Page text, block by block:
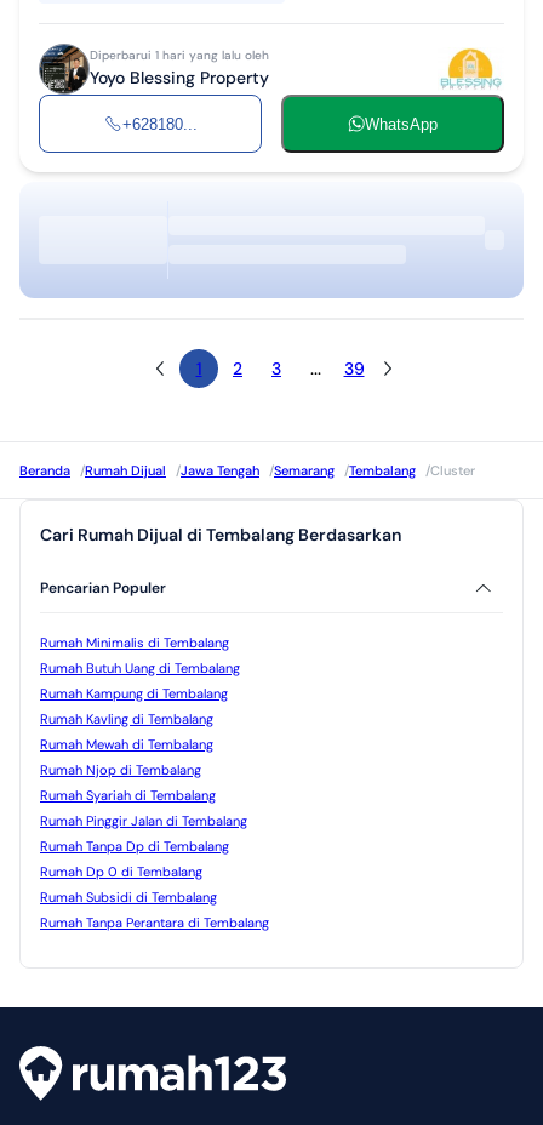
Diperbarui 1 hari yang lalu oleh
Yoyo Blessing Property
+628180... WhatsApp
1 2 3 ... 39
Beranda /Rumah Dijual /Jawa Tengah /Semarang /Tembalang /Cluster
Cari Rumah Dijual di Tembalang Berdasarkan
Pencarian Populer
Rumah Minimalis di Tembalang
Rumah Butuh Uang di Tembalang
Rumah Kampung di Tembalang
Rumah Kavling di Tembalang
Rumah Mewah di Tembalang
Rumah Njop di Tembalang
Rumah Syariah di Tembalang
Rumah Pinggir Jalan di Tembalang
Rumah Tanpa Dp di Tembalang
Rumah Dp 0 di Tembalang
Rumah Subsidi di Tembalang
Rumah Tanpa Perantara di Tembalang